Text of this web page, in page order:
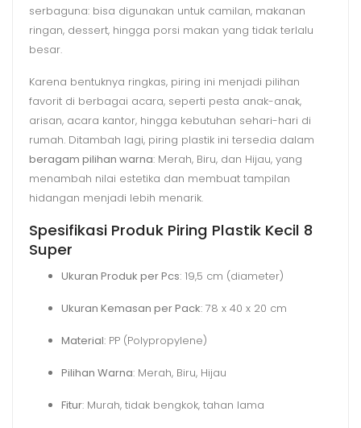
serbaguna: bisa digunakan untuk camilan, makanan
ringan, dessert, hingga porsi makan yang tidak terlalu
besar.
Karena bentuknya ringkas, piring ini menjadi pilihan
favorit di berbagai acara, seperti pesta anak-anak,
arisan, acara kantor, hingga kebutuhan sehari-hari di
rumah. Ditambah lagi, piring plastik ini tersedia dalam
beragam pilihan warna: Merah, Biru, dan Hijau, yang
menambah nilai estetika dan membuat tampilan
hidangan menjadi lebih menarik.
Spesifikasi Produk Piring Plastik Kecil 8
Super
Ukuran Produk per Pcs: 19,5 cm (diameter)
Ukuran Kemasan per Pack: 78 x 40 x 20 cm
Material: PP (Polypropylene)
Pilihan Warna: Merah, Biru, Hijau
Fitur: Murah, tidak bengkok, tahan lama